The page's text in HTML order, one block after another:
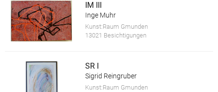
IM III
Inge Muhr
Kunst:Raum Gmunden
13021 Besichtigungen
SR I
Sigrid Reingruber
Kunst:Raum Gmunden